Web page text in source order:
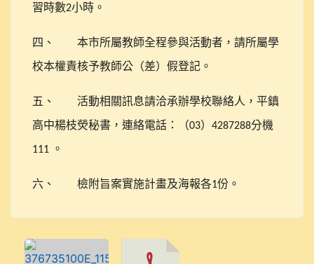
習時數2小時。
四、
本市所屬教師全程參與活動者，請所屬學
校本權責核予教師公（差）假登記。
五、
活動相關訊息請洽承辦學校聯絡人，平鎮
高中楊枝熒秘書，連絡電話：（03） 4287288分機
111 。
六、 檢附旨案實施計畫及海報各1份。